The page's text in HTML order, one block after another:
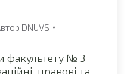
DNUVS
факультету № 3
правові та